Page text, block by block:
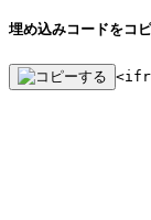
埋め込みコードをコ